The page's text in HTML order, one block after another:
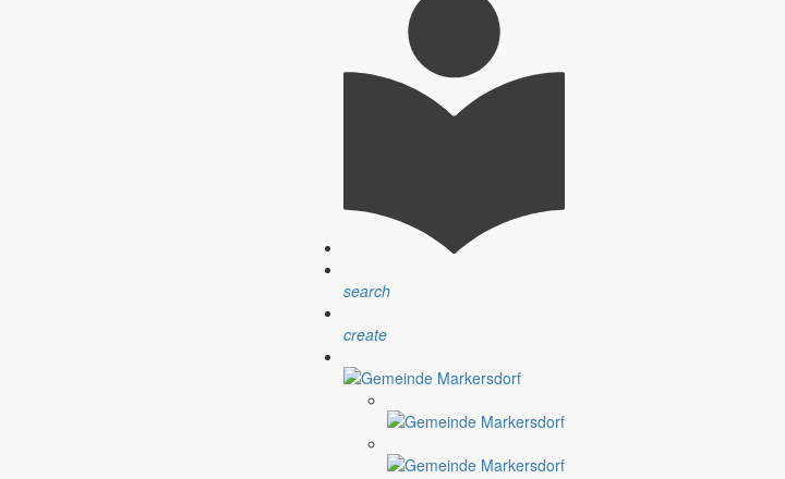
search
create
– von Grasmahd über Kita-Schließung bis hin zu Infrastrukturprojekten.